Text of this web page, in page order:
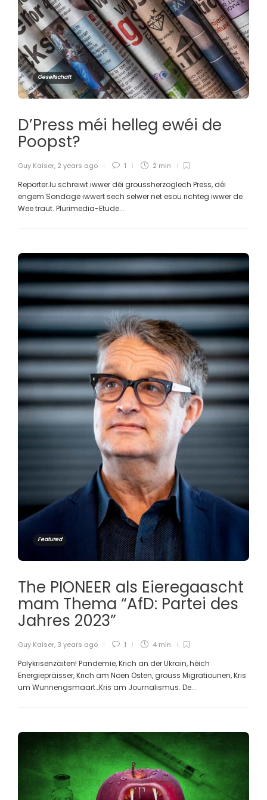
Gesellschaft
D’Press méi helleg ewéi de
Poopst?
Guy Kaiser, 2 years ago 1 2 min
Reporter.lu schreiwt iwwer déi groussherzoglech Press, déi
engem Sondage iwwert sech selwer net esou richteg iwwer de
Wee traut. Plurimedia-Etude...
Featured
The PIONEER als Eieregaascht
mam Thema “AfD: Partei des
Jahres 2023”
Guy Kaiser, 3 years ago 1 4 min
Polykrisenzäiten! Pandemie, Krich an der Ukrain, héich
Energiepräisser, Krich am Noen Osten, grouss Migratiounen, Kris
um Wunnengsmaart…Kris am Journalismus. De...